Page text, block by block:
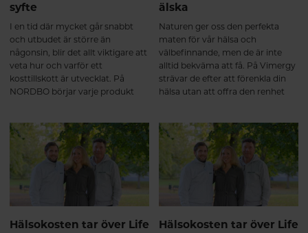
syfte
I en tid där mycket går snabbt
och utbudet är större än
någonsin, blir det allt viktigare att
veta hur och varför ett
kosttillskott är utvecklat. På
NORDBO börjar varje produkt
ingredienserna samverkar och
varje detalj fyller en funktion. Det
är grunden i The Nordbo Way –
ett arbetssätt som genomsyrar
allt från råvaruval till färdig
älska
Naturen ger oss den perfekta
maten för vår hälsa och
välbefinnande, men de är inte
alltid bekväma att få. På Vimergy
strävar de efter att förenkla din
hälsa utan att offra den renhet
kosttillskott av högsta kvalitet i
en lättanvänd pulver-, kapsel-
och flytande form. Alltid 100%
Vegan & Paleo Friendly.
Hälsokosten tar över Life
Hälsokosten tar över Life